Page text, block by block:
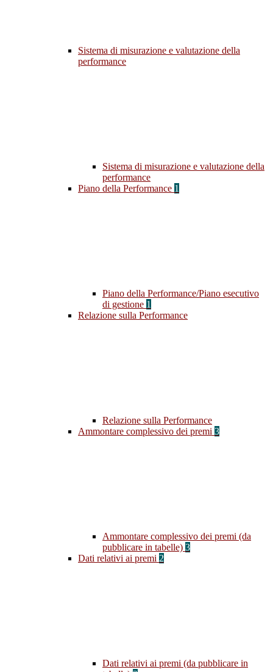
Sistema di misurazione e valutazione della
performance
Sistema di misurazione e valutazione della
performance
Piano della Performance 1
Piano della Performance/Piano esecutivo
di gestione 1
Relazione sulla Performance
Relazione sulla Performance
Ammontare complessivo dei premi 3
Ammontare complessivo dei premi (da
pubblicare in tabelle) 3
Dati relativi ai premi 2
Dati relativi ai premi (da pubblicare in